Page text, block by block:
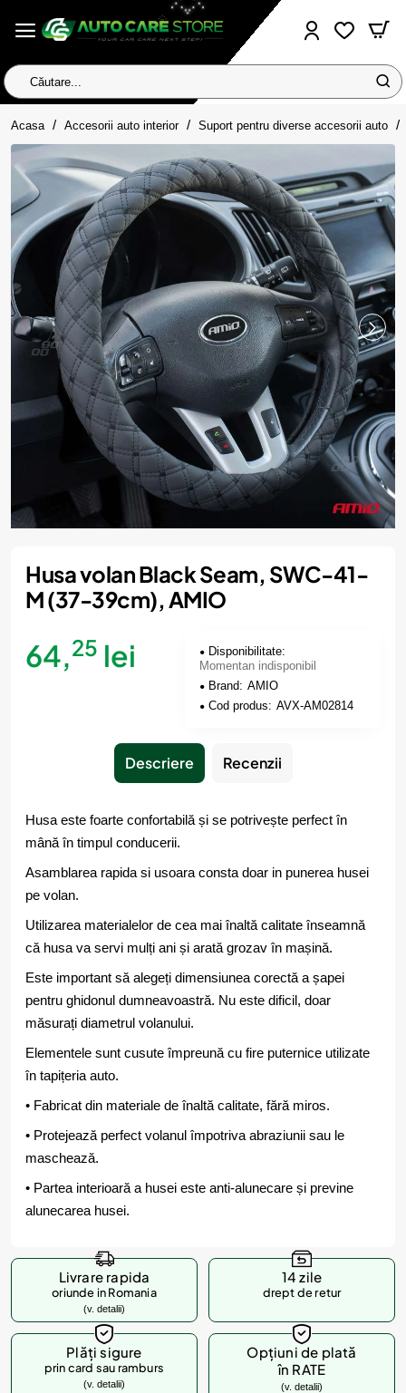
Căutare...
Acasa homeAccesorii auto interior Suport pentru diverse accesorii auto
Momentan indisponibil
Husa volan Black Seam, SWC-41-
M (37-39cm), AMIO
64,25 lei
Disponibilitate:
Momentan indisponibil
Brand: AMIO
Cod produs: AVX-AM02814
Descriere Recenzii
Husa este foarte confortabilă și se potrivește perfect în
mână în timpul conducerii.
Asamblarea rapida si usoara consta doar in punerea husei
pe volan.
Utilizarea materialelor de cea mai înaltă calitate înseamnă
că husa va servi mulți ani și arată grozav în mașină.
Este important să alegeți dimensiunea corectă a șapei
pentru ghidonul dumneavoastră. Nu este dificil, doar
măsurați diametrul volanului.
Elementele sunt cusute împreună cu fire puternice utilizate
în tapițeria auto.
• Fabricat din materiale de înaltă calitate, fără miros.
• Protejează perfect volanul împotriva abraziunii sau le
maschează.
• Partea interioară a husei este anti-alunecare și previne
alunecarea husei.
Livrare rapida
oriunde in Romania
(v. detalii)
14 zile
drept de retur
Plăți sigure
prin card sau ramburs
(v. detalii)
Opțiuni de plată
în RATE
(v. detalii)